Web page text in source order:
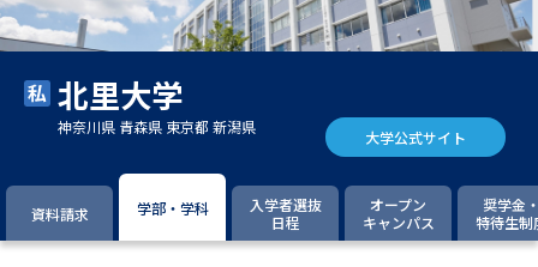
大学・短大の資料種類から請求
大学パンフ
大学入学共通テスト利用選抜の
過去問題集
北里大学
神奈川県 青森県 東京都 新潟県 大学公式サイト
資料請求 学部・学科
入学者選抜
日程
オープン
キャンパス
奨学金
特待生制